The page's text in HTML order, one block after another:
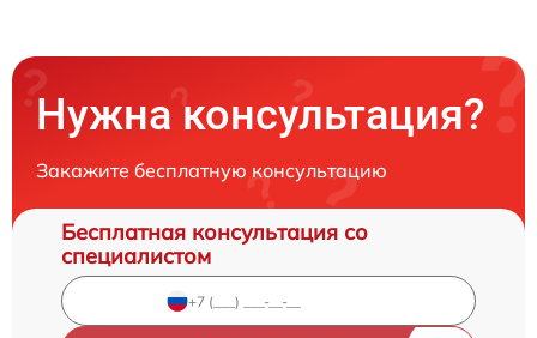
Нужна консультация?
Закажите бесплатную консультацию
Бесплатная консультация со
специалистом